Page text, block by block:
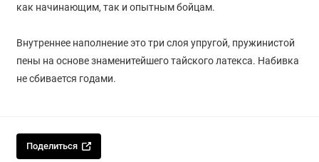
как начинающим, так и опытным бойцам.
Внутреннее наполнение это три слоя упругой, пружинистой
пены на основе знаменитейшего тайского латекса. Набивка
не сбивается годами.
Поделиться